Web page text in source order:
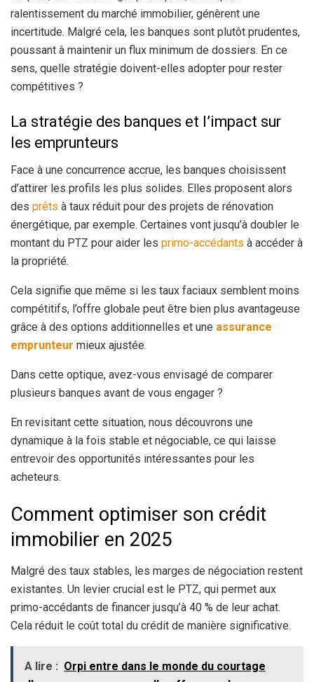
ralentissement du marché immobilier, génèrent une
incertitude. Malgré cela, les banques sont plutôt prudentes,
poussant à maintenir un flux minimum de dossiers. En ce
sens, quelle stratégie doivent-elles adopter pour rester
compétitives ?
La stratégie des banques et l’impact sur
les emprunteurs
Face à une concurrence accrue, les banques choisissent
d’attirer les profils les plus solides. Elles proposent alors
des prêts à taux réduit pour des projets de rénovation
énergétique, par exemple. Certaines vont jusqu’à doubler le
montant du PTZ pour aider les primo-accédants à accéder à
la propriété.
Cela signifie que même si les taux faciaux semblent moins
compétitifs, l’offre globale peut être bien plus avantageuse
grâce à des options additionnelles et une assurance
emprunteur mieux ajustée.
Dans cette optique, avez-vous envisagé de comparer
plusieurs banques avant de vous engager ?
En revisitant cette situation, nous découvrons une
dynamique à la fois stable et négociable, ce qui laisse
entrevoir des opportunités intéressantes pour les
acheteurs.
Comment optimiser son crédit
immobilier en 2025
Malgré des taux stables, les marges de négociation restent
existantes. Un levier crucial est le PTZ, qui permet aux
primo-accédants de financer jusqu’à 40 % de leur achat.
Cela réduit le coût total du crédit de manière significative.
A lire : Orpi entre dans le monde du courtage